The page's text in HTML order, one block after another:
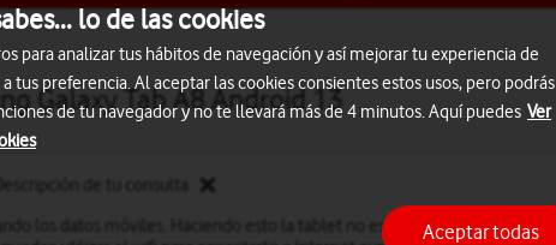
Galaxy Tab A8 Android 13
los datos móviles. Haciendo esto la tablet no establece conexión con
lo de las cookies
para analizar tus hábitos de navegación y así mejorar tu experiencia de
tus preferencia. Al aceptar las cookies consientes estos usos, pero podrás
de tu navegador y no te llevará más de 4 minutos. Aquí puedes Ver
Aceptar todas